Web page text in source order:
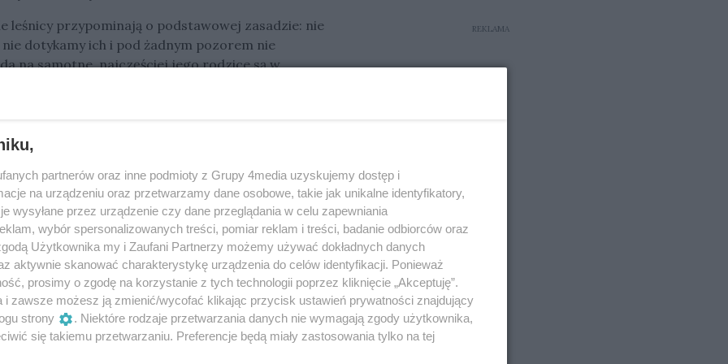
leśnicy przypominają o podstawowej zasadzie: nie
dotykamy ich i pod żadnym pozorem nie
na samotne, najczęściej jego rodzice są w
trwa okres wychowu młodych. Wiosną i na
sarny, jelenie, lisy czy ptaki. Część z nich może
dorosłe osobniki często obserwują je z
zaszkodzić. Kontakt z człowiekiem jest dla
ingerencja może przerwać naturalną opiekę
naturze działać” – poinformowało
zachować ostrożność, nie schodzić bez
samodzielnie ratować młodych zwierząt. W
REKLAMA
partnerów oraz inne podmioty z Grupy 4media uzyskujemy dostęp i
na urządzeniu oraz przetwarzamy dane osobowe, takie jak unikalne identyfikatory,
wysyłane przez urządzenie czy dane przeglądania w celu zapewniania
wybór spersonalizowanych treści, pomiar reklam i treści, badanie odbiorców oraz
Użytkownika my i Zaufani Partnerzy możemy używać dokładnych danych
aktywnie skanować charakterystykę urządzenia do celów identyfikacji. Ponieważ
prosimy o zgodę na korzystanie z tych technologii poprzez kliknięcie „Akceptuję”.
i zawsze możesz ją zmienić/wycofać klikając przycisk ustawień prywatności znajdujący
strony
. Niektóre rodzaje przetwarzania danych nie wymagają zgody użytkownika,
się takiemu przetwarzaniu. Preferencje będą miały zastosowania tylko na tej